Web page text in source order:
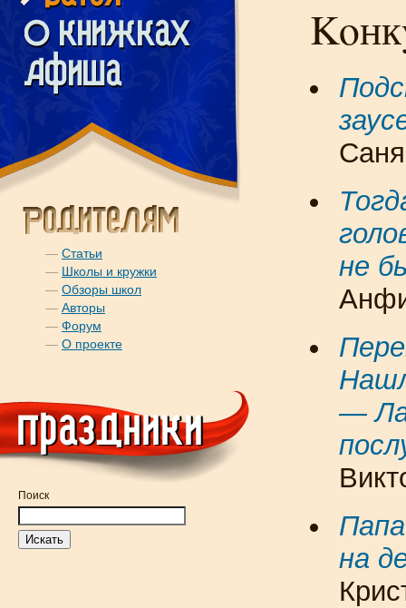
— Статьи
— Школы и кружки
— Обзоры школ
— Авторы
— Форум
— О проекте
Поиск
не
—
на